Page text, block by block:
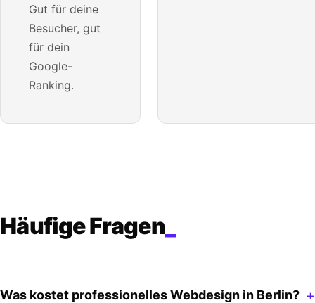
Gut für deine
Besucher, gut
für dein
Google-
Ranking.
Häufige Fragen
Was kostet professionelles Webdesign in Berlin?